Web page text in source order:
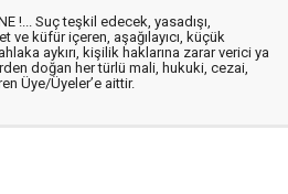
!... Suç teşkil edecek, yasadışı,
ve küfür içeren, aşağılayıcı, küçük
aykırı, kişilik haklarına zarar verici ya
doğan her türlü mali, hukuki, cezai,
Üye/Üyeler’e aittir.